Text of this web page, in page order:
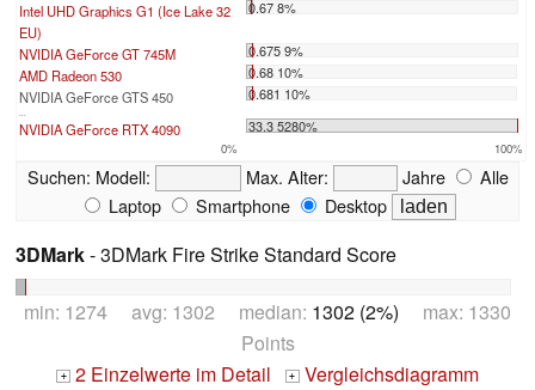
Intel UHD Graphics G1 (Ice Lake 32
EU)
0.67 8%
NVIDIA GeForce GT 745M
0.675 9%
AMD Radeon 530
0.68 10%
NVIDIA GeForce GTS 450
0.681 10%
NVIDIA GeForce RTX 4090 33.3 5280%
0% 100%
Suchen: Modell: Max. Alter: Jahre
Alle
Laptop
Smartphone Desktop
3DMark- 3DMark Fire Strike Standard Score
min: 1274 avg: 1302 median: 1302 (2%) max: 1330
Points
+ 2 Einzelwerte im Detail + Vergleichsdiagramm